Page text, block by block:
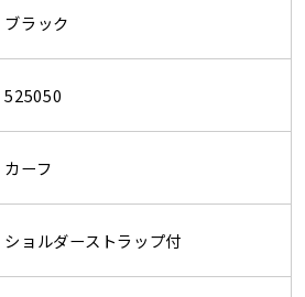
ブラック
525050
カーフ
ショルダーストラップ付